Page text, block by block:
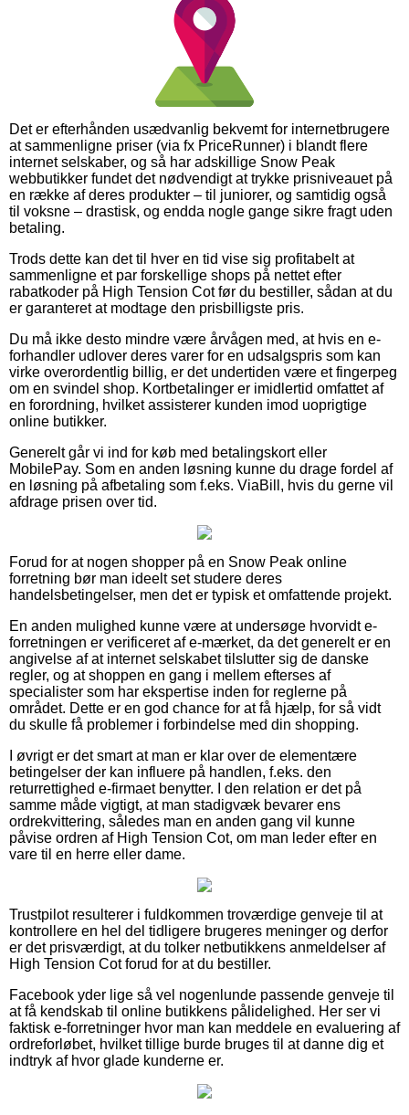
Det er efterhånden usædvanlig bekvemt for internetbrugere
at sammenligne priser (via fx PriceRunner) i blandt flere
internet selskaber, og så har adskillige Snow Peak
webbutikker fundet det nødvendigt at trykke prisniveauet på
en række af deres produkter – til juniorer, og samtidig også
til voksne – drastisk, og endda nogle gange sikre fragt uden
betaling.
Trods dette kan det til hver en tid vise sig profitabelt at
sammenligne et par forskellige shops på nettet efter
rabatkoder på High Tension Cot før du bestiller, sådan at du
er garanteret at modtage den prisbilligste pris.
Du må ikke desto mindre være årvågen med, at hvis en e-
forhandler udlover deres varer for en udsalgspris som kan
virke overordentlig billig, er det undertiden være et fingerpeg
om en svindel shop. Kortbetalinger er imidlertid omfattet af
en forordning, hvilket assisterer kunden imod uoprigtige
online butikker.
Generelt går vi ind for køb med betalingskort eller
MobilePay. Som en anden løsning kunne du drage fordel af
en løsning på afbetaling som f.eks. ViaBill, hvis du gerne vil
afdrage prisen over tid.
Forud for at nogen shopper på en Snow Peak online
forretning bør man ideelt set studere deres
handelsbetingelser, men det er typisk et omfattende projekt.
En anden mulighed kunne være at undersøge hvorvidt e-
forretningen er verificeret af e-mærket, da det generelt er en
angivelse af at internet selskabet tilslutter sig de danske
regler, og at shoppen en gang i mellem efterses af
specialister som har ekspertise inden for reglerne på
området. Dette er en god chance for at få hjælp, for så vidt
du skulle få problemer i forbindelse med din shopping.
I øvrigt er det smart at man er klar over de elementære
betingelser der kan influere på handlen, f.eks. den
returrettighed e-firmaet benytter. I den relation er det på
samme måde vigtigt, at man stadigvæk bevarer ens
ordrekvittering, således man en anden gang vil kunne
påvise ordren af High Tension Cot, om man leder efter en
vare til en herre eller dame.
Trustpilot resulterer i fuldkommen troværdige genveje til at
kontrollere en hel del tidligere brugeres meninger og derfor
er det prisværdigt, at du tolker netbutikkens anmeldelser af
High Tension Cot forud for at du bestiller.
Facebook yder lige så vel nogenlunde passende genveje til
at få kendskab til online butikkens pålidelighed. Her ser vi
faktisk e-forretninger hvor man kan meddele en evaluering af
ordreforløbet, hvilket tillige burde bruges til at danne dig et
indtryk af hvor glade kunderne er.